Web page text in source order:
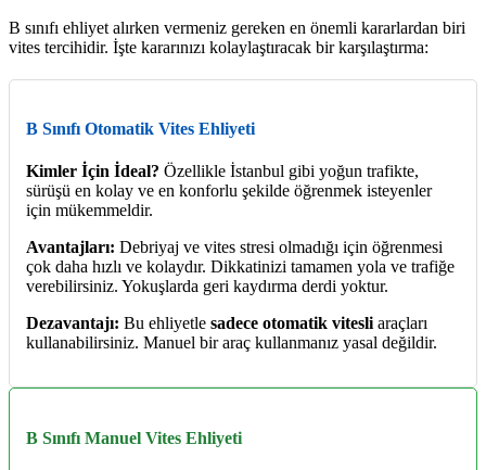
B sınıfı ehliyet alırken vermeniz gereken en önemli kararlardan biri
vites tercihidir. İşte kararınızı kolaylaştıracak bir karşılaştırma:
B Sınıfı Otomatik Vites Ehliyeti
Kimler İçin İdeal? Özellikle İstanbul gibi yoğun trafikte,
sürüşü en kolay ve en konforlu şekilde öğrenmek isteyenler
için mükemmeldir.
Avantajları: Debriyaj ve vites stresi olmadığı için öğrenmesi
çok daha hızlı ve kolaydır. Dikkatinizi tamamen yola ve trafiğe
verebilirsiniz. Yokuşlarda geri kaydırma derdi yoktur.
Dezavantajı: Bu ehliyetle sadece otomatik vitesliaraçları
kullanabilirsiniz. Manuel bir araç kullanmanız yasal değildir.
B Sınıfı Manuel Vites Ehliyeti